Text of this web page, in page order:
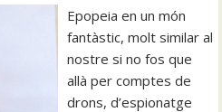
Epopeia en un món
fantàstic, molt similar al
nostre si no fos que
allà per comptes de
drons, d’espionatge